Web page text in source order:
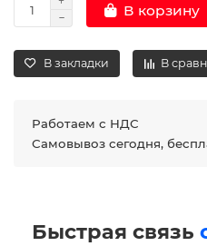
В корзину
В закладки В
Работаем с НДС
Самовывоз сегодня,
Быстрая связь